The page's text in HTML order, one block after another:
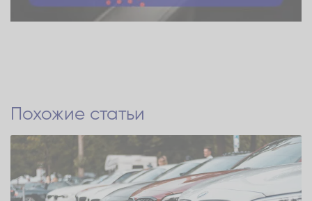
Похожие статьи